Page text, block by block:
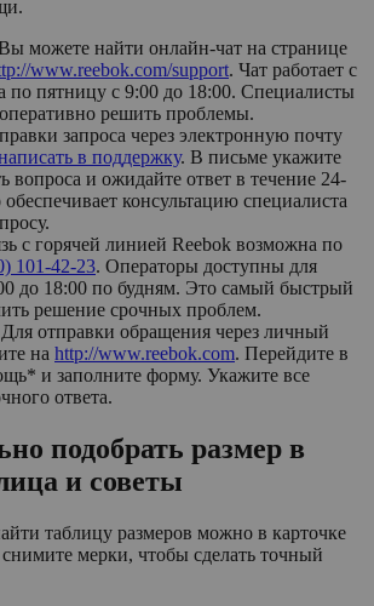
можете найти онлайн-чат на странице
www.reebok.com/support. Чат работает с
по пятницу с 9:00 до 18:00. Специалисты
решить проблемы.
запроса через электронную почту
в поддержку. В письме укажите
вопроса и ожидайте ответ в течение 24-
консультацию специалиста
с горячей линией Reebok возможна по
101-42-23. Операторы доступны для
до 18:00 по будням. Это самый быстрый
решение срочных проблем.
отправки обращения через личный
на http://www.reebok.com. Перейдите в
и заполните форму. Укажите все
ответа.
подобрать размер в
и советы
таблицу размеров можно в карточке
мерки, чтобы сделать точный